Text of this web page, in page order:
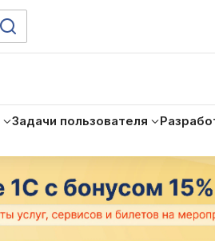
Задачи пользователя